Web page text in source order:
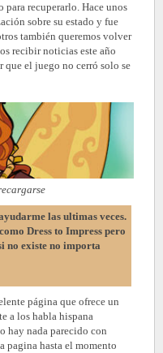
para recuperarlo. Hace unos
sobre su estado y fue
también queremos volver
recibir noticias este año
que el juego no cerró solo se
las ultimas veces.
Dress to Impress pero
no existe no importa
página que ofrece un
a los habla hispana
hay nada parecido con
pagina hasta el momento